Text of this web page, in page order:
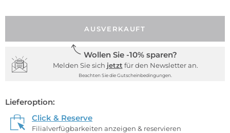
AUSVERKAUFT
Wollen Sie -10% sparen?
Melden Sie sich jetzt für den Newsletter an.
Beachten Sie die Gutscheinbedingungen.
Lieferoption:
Click & Reserve
Filialverfügbarkeiten anzeigen & reservieren